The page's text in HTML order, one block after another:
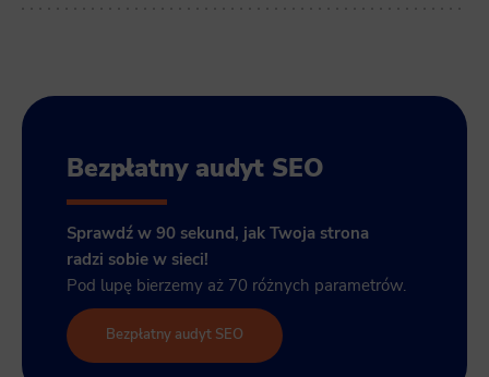
Bezpłatny audyt SEO
Sprawdź w 90 sekund, jak Twoja strona
radzi sobie w sieci!
Pod lupę bierzemy aż 70 różnych parametrów.
Bezpłatny audyt SEO